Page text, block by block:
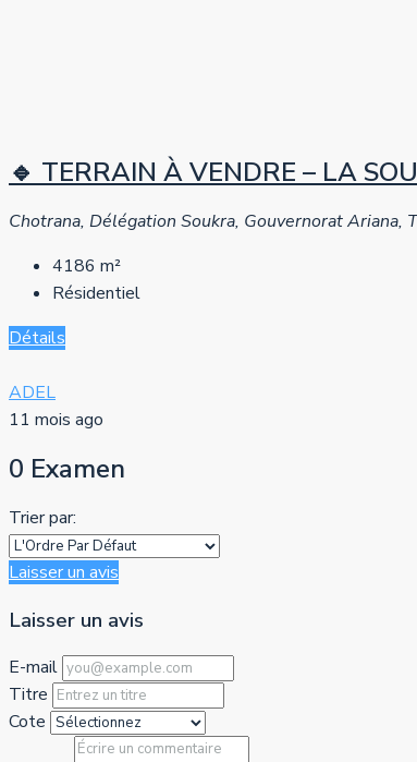
🔹 TERRAIN À VENDRE – LA
Chotrana, Délégation Soukra, Gouvernorat Ariana,
4186 m²
Résidentiel
Détails
ADEL
11 mois ago
0 Examen
Trier par:
Laisser un avis
Laisser un avis
E-mail
Titre
Cote